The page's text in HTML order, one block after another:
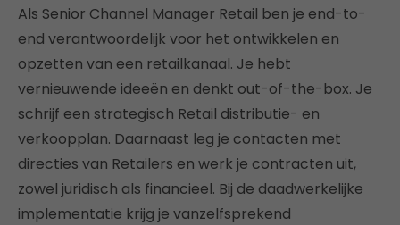
Als Senior Channel Manager Retail ben je end-to-
end verantwoordelijk voor het ontwikkelen en
opzetten van een retailkanaal. Je hebt
vernieuwende ideeën en denkt out-of-the-box. Je
schrijf een strategisch Retail distributie- en
verkoopplan. Daarnaast leg je contacten met
directies van Retailers en werk je contracten uit,
zowel juridisch als financieel. Bij de daadwerkelijke
implementatie krijg je vanzelfsprekend